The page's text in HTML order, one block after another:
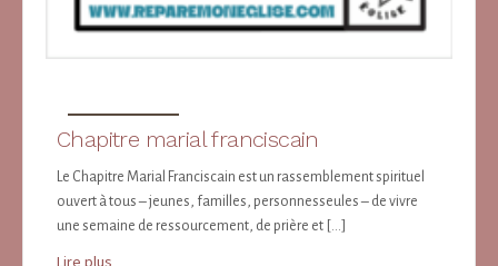
Chapitre marial franciscain
Le Chapitre Marial Franciscain est un rassemblement spirituel
ouvert à tous – jeunes, familles, personnesseules – de vivre
une semaine de ressourcement, de prière et […]
Lire plus